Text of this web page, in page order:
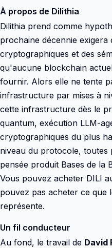
À propos de Dilithia
Dilithia prend comme
prochaine décennie exigera
cryptographiques et des
qu'aucune blockchain
fournir. Alors elle ne tente
infrastructure par mises à
cette infrastructure dès le
quantum, exécution LLM-
cryptographiques du plus
niveau du protocole, toutes
pensée produit Bases de la
Vous pouvez acheter DILI
pouvez pas acheter ce que
représente.
Un fil conducteur
Au fond, le travail de David